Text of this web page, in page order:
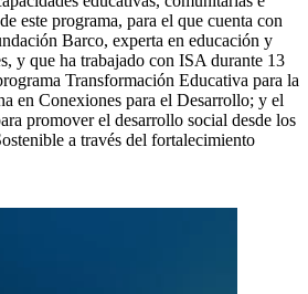
este programa, para el que cuenta con
Barco, experta en educación y
y que ha trabajado con ISA durante 13
Transformación Educativa para la
en Conexiones para el Desarrollo; y el
promover el desarrollo social desde los
a través del fortalecimiento